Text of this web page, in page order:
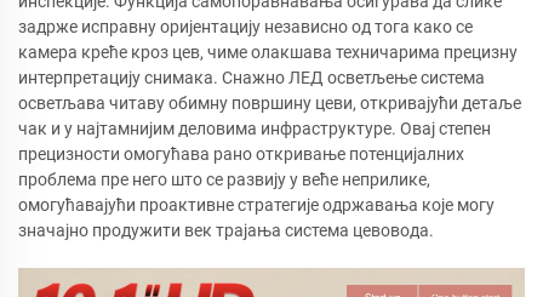
задрже исправну оријентацију независно од тога како се
камера креће кроз цев, чиме олакшава техничарима прецизну
интерпретацију снимака. Снажно ЛЕД осветљење система
осветљава читаву обимну површину цеви, откривајући детаље
чак и у најтамнијим деловима инфраструктуре. Овај степен
прецизности омогућава рано откривање потенцијалних
проблема пре него што се развију у веће неприлике,
омогућавајући проактивне стратегије одржавања које могу
значајно продужити век трајања система цевовода.